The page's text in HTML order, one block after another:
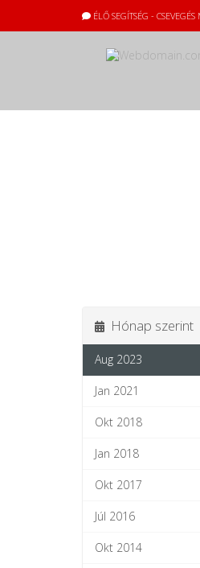
ÉLŐ SEGÍTSÉG -
Hónap szerint
Aug 2023
Jan 2021
Okt 2018
Jan 2018
Okt 2017
Júl 2016
Okt 2014